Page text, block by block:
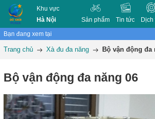
Khu vực
Hà Nội
Sản phẩm Tin tức Dịch
Bạn đang xem tại
Trang chủ Xà đu đa năng Bộ vận động đa
Bộ vận động đa năng 06